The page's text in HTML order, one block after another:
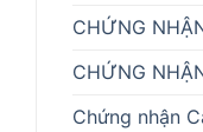
CHỨNG
CHỨNG
Chứng nhận